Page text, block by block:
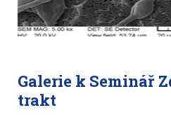
Galerie k Seminář
trakt